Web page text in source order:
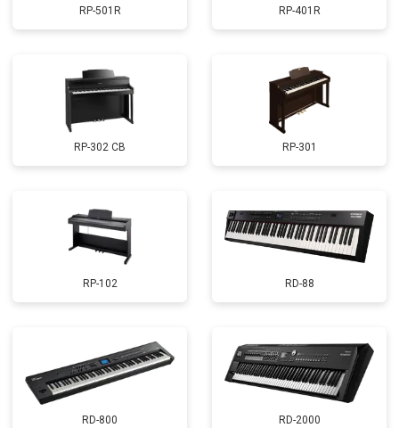
RP-501R RP-401R
RP-302 CB RP-301
RP-102 RD-88
RD-800 RD-2000